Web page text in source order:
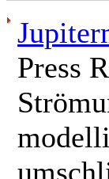
Press